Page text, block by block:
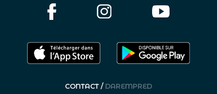
CONTACT / DAREMPRED